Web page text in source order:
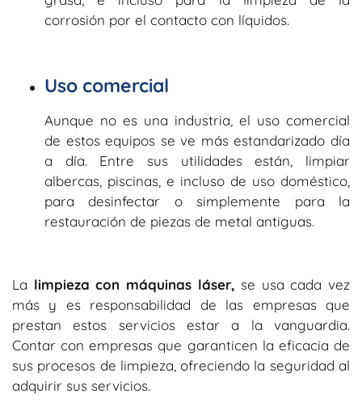
corrosión por el contacto con líquidos.
Uso comercial
Aunque no es una industria, el uso comercial
de estos equipos se ve más estandarizado día
a día. Entre sus utilidades están, limpiar
albercas, piscinas, e incluso de uso doméstico,
para desinfectar o simplemente para la
restauración de piezas de metal antiguas.
La limpieza con máquinas láser,se usa cada vez
más y es responsabilidad de las empresas que
prestan estos servicios estar a la vanguardia.
Contar con empresas que garanticen la eficacia de
sus procesos de limpieza, ofreciendo la seguridad al
adquirir sus servicios.